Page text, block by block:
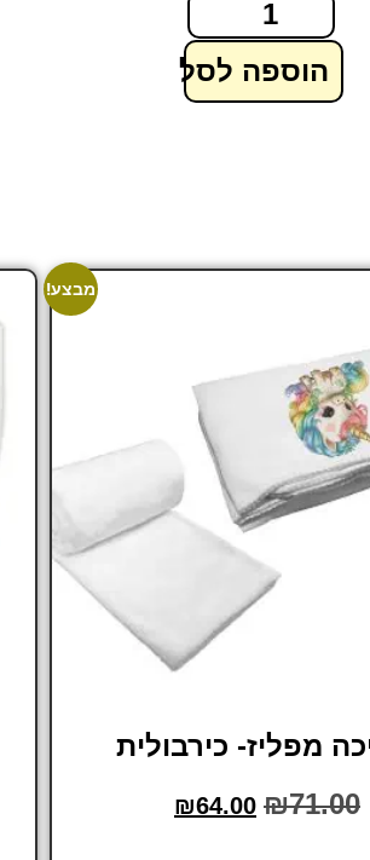
הוספה לסל
מבצע!
מפליז- כירבולית
₪71.00
₪64.00